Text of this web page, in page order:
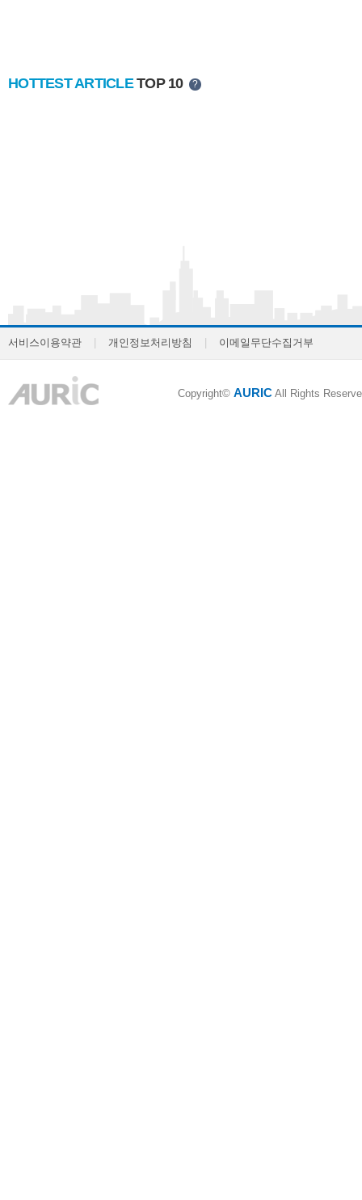
HOTTEST ARTICLETOP 10 ?
서비스이용약관 개인정보처리방침 이메일무단수집거부
Copyright© AURIC All Rights